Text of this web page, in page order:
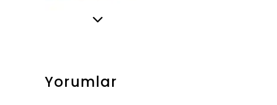
Yorumlar